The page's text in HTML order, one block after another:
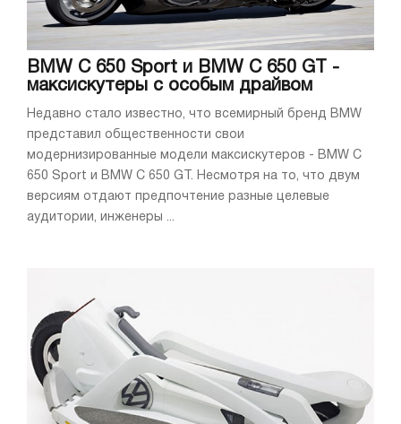
BMW C 650 Sport и BMW C 650 GT -
максискутеры с особым драйвом
Недавно стало известно, что всемирный бренд BMW
представил общественности свои
модернизированные модели максискутеров - BMW C
650 Sport и BMW C 650 GT. Несмотря на то, что двум
версиям отдают предпочтение разные целевые
аудитории, инженеры ...